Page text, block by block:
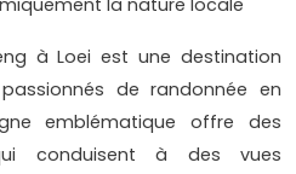
la nature locale
à Loei est une destination
de randonnée en
emblématique offre des
conduisent à des vues